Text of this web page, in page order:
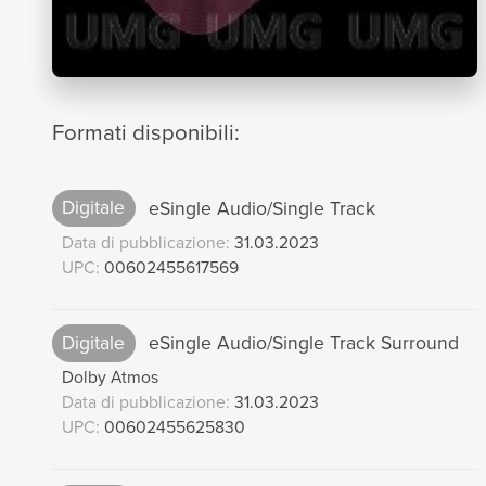
Formati disponibili:
Digitale eSingle Audio/Single Track
Data di pubblicazione: 31.03.2023
UPC: 00602455617569
Digitale eSingle Audio/Single Track Surround
Dolby Atmos
Data di pubblicazione: 31.03.2023
UPC: 00602455625830